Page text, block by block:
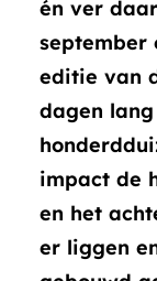
én ver
september
editie van
dagen
impact de
en het
er liggen